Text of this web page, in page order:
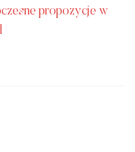
propozycje w